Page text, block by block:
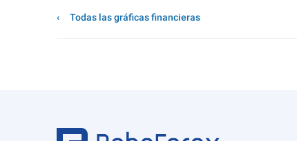
Todas las gráficas financieras